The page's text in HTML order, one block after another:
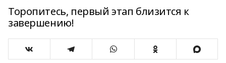
Торопитесь, первый этап близится к
завершению!